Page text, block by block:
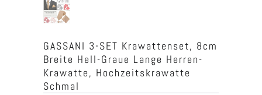
GASSANI 3-SET Krawattenset, 8cm
Breite Hell-Graue Lange Herren-
Krawatte, Hochzeitskrawatte
Schmal